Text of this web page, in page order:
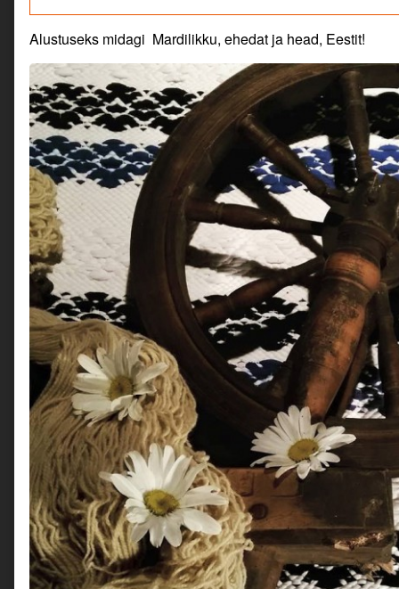
Alustuseks midagi Mardilikku, ehedat ja head, Eestit!